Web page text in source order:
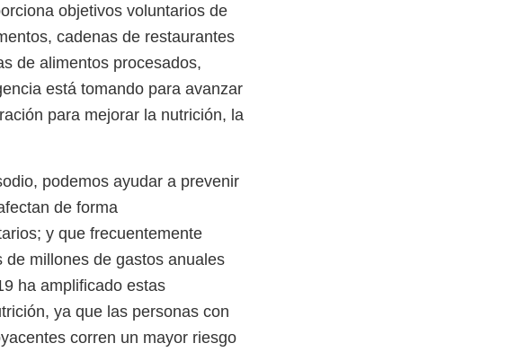
objetivos voluntarios de
cadenas de restaurantes
de alimentos procesados,
está tomando para avanzar
para mejorar la nutrición, la
podemos ayudar a prevenir
de forma
y que frecuentemente
millones de gastos anuales
ha amplificado estas
ya que las personas con
corren un mayor riesgo